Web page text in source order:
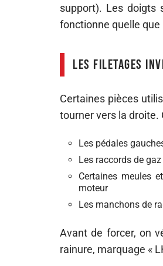
support). Les doigts
fonctionne quelle que
Les filetages
Certaines pièces
tourner vers la droite.
Les pédales
Les raccords de
Certaines meules
moteur
Les manchons de
Avant de forcer, on
rainure, marquage «